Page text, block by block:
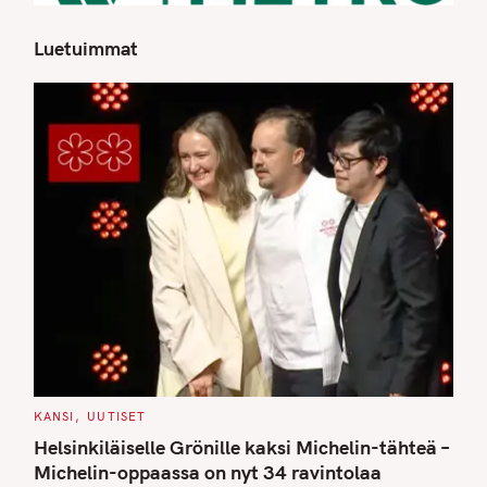
Luetuimmat
C
T
E
G
O
KANSI UUTISET
Helsinkiläiselle Grönille kaksi Michelin-tähteä –
Michelin-oppaassa on nyt 34 ravintolaa
S
e
a